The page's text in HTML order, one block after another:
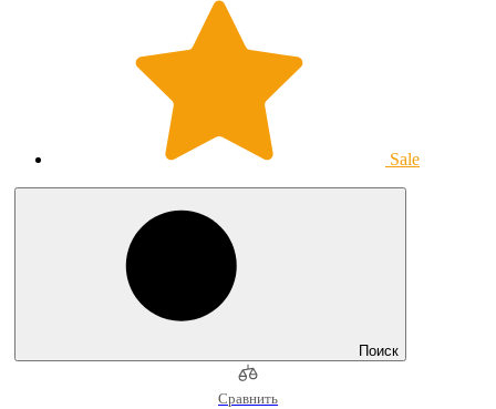
Sale
Поиск
Сравнить